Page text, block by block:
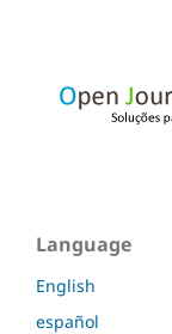
Language
English
español